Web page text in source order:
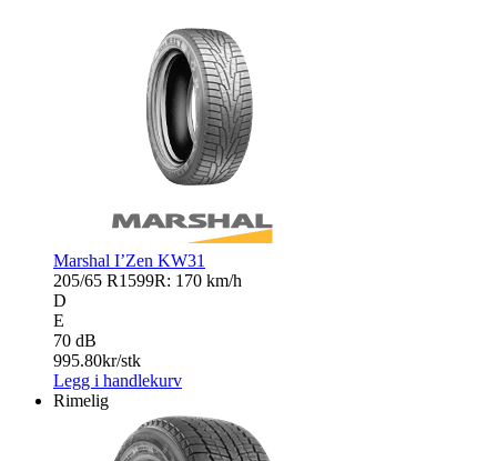
Marshal I’Zen KW31
205/65 R1599R: 170 km/h
D
E
70 dB
995.80kr/stk
Legg i handlekurv
Rimelig